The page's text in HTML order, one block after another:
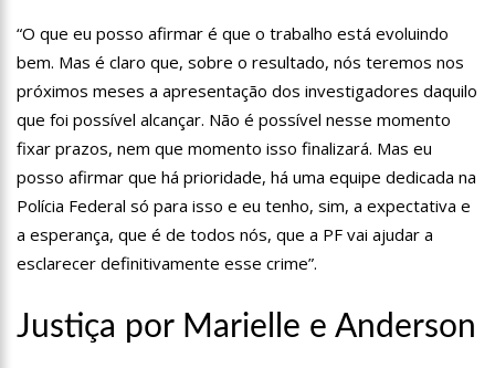
11:04 Gato desaparecido há 10 anos reencontra tutora
10:58 Homem t0rturad0 é jogado em frente à UBS do Cacau Pirêra,
no AM
Shakira e Tom Cruise são vistos no GP de Miami, e internet
especula romance
18:02 Mulher joga água fervente em marido e filho de 3 anos
17:57 Presidente Lula propõe nova mudança no SALÁRIO MÍNIMO
dos brasileiros
pagamento do Auxílio Estadual
17:45 Polo Industrial de Manaus fatura R$ 26,9 bilhões e tem
“O que eu posso afirmar é que o trabalho está evoluindo
bem. Mas é claro que, sobre o resultado, nós teremos nos
próximos meses a apresentação dos investigadores daquilo
que foi possível alcançar. Não é possível nesse momento
fixar prazos, nem que momento isso finalizará. Mas eu
posso afirmar que há prioridade, há uma equipe dedicada na
Polícia Federal só para isso e eu tenho, sim, a expectativa e
a esperança, que é de todos nós, que a PF vai ajudar a
esclarecer definitivamente esse crime”.
Justiça por Marielle e Anderson